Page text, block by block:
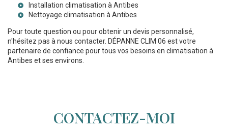
Installation climatisation à Antibes
Nettoyage climatisation à Antibes
Pour toute question ou pour obtenir un devis personnalisé,
n'hésitez pas à nous contacter. DÉPANNE CLIM 06 est votre
partenaire de confiance pour tous vos besoins en climatisation à
Antibes et ses environs.
CONTACTEZ-MOI